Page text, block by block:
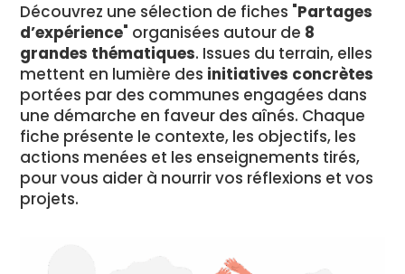
Découvrez une sélection de fiches "Partages
d’expérience" organisées autour de 8
grandes thématiques. Issues du terrain, elles
mettent en lumière des initiatives concrètes
portées par des communes engagées dans
une démarche en faveur des aînés. Chaque
fiche présente le contexte, les objectifs, les
actions menées et les enseignements tirés,
pour vous aider à nourrir vos réflexions et vos
projets.